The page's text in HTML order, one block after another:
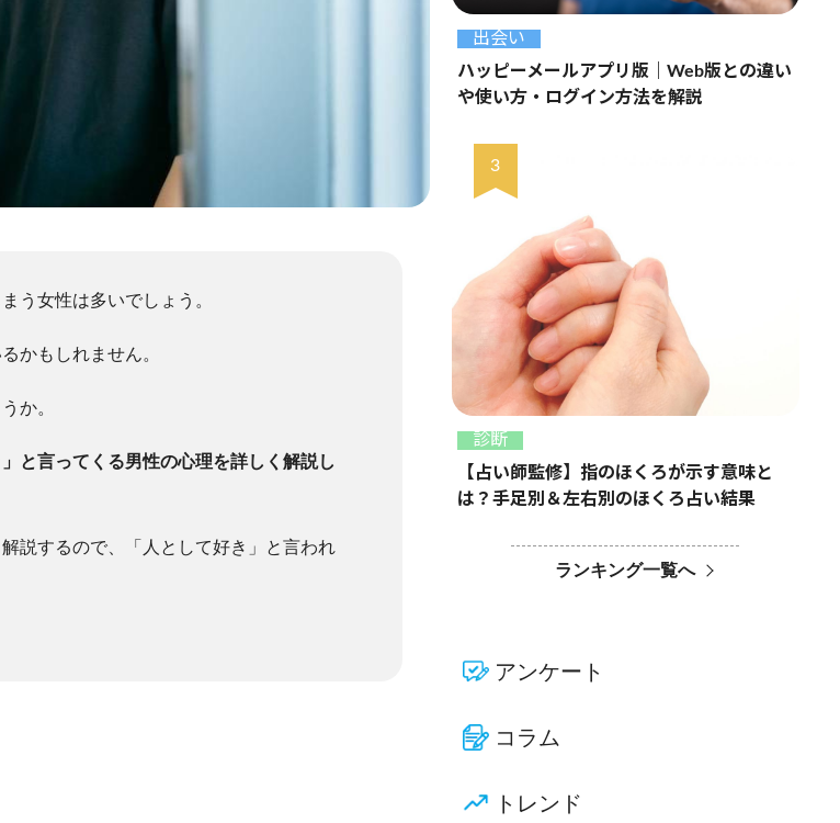
う女性は多いでしょう。
かもしれません。
か。
と言ってくる男性の心理を詳しく解説し
説するので、「人として好き」と言われ
出会い
ハッピーメールアプリ版｜Web版との違い
や使い方・ログイン方法を解説
診断
【占い師監修】指のほくろが示す意味と
は？手足別＆左右別のほくろ占い結果
ランキング一覧へ
アンケート
コラム
トレンド